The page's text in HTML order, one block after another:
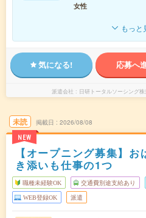
女性
もっと
気になる! 応募へ
派遣会社 日研トータルソーシング
未読
NEW
掲載日 2026/08/08
【オープニング募集】
き添いも仕事の1つ
職種未経験OK 交通費別途支給あり
WEB登録OK 派遣